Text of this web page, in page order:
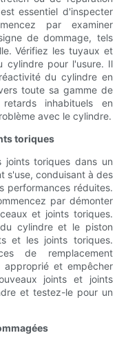
essentiel d'inspecter
par examiner
de dommage, tels
Vérifiez les tuyaux et
cylindre pour l'usure. Il
du cylindre en
toute sa gamme de
inhabituels en
avec le cylindre.
toriques
toriques dans un
s'use, conduisant à des
performances réduites.
par démonter
et joints toriques.
cylindre et le piston
et les joints toriques.
de remplacement
approprié et empêcher
joints et joints
et testez-le pour un